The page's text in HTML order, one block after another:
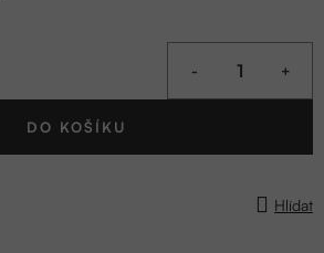
DO KOŠÍKU
Hlídat